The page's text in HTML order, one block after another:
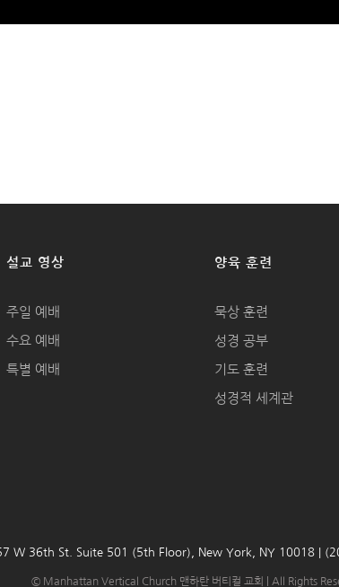
설교 영상
주일 예배
수요 예배
특별 예배
양육 훈련
묵상 훈련
성경 공부
기도 훈련
성경적 세계관
W 36th St. Suite 501 (5th Floor), New York, NY 10018 |
© Manhattan Vertical Church 맨하탄 버티컬 교회 | All Rights